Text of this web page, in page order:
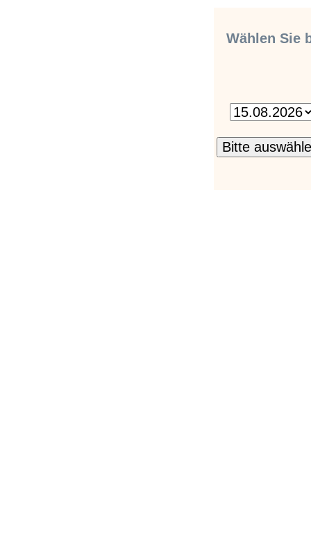
Wählen Sie